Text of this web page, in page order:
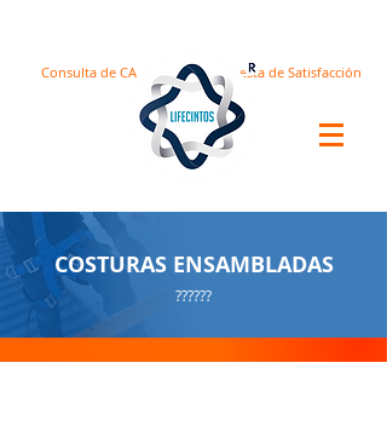
Encuesta de Satisfacción
Consulta de CA
COSTURAS ENSAMBLADAS
??????